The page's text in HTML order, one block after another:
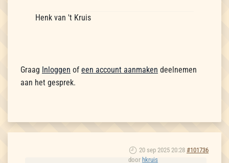
Henk van 't Kruis
Graag Inloggen of een account aanmaken deelnemen
aan het gesprek.
20 sep 2025 20:28 #101736
door hkruis